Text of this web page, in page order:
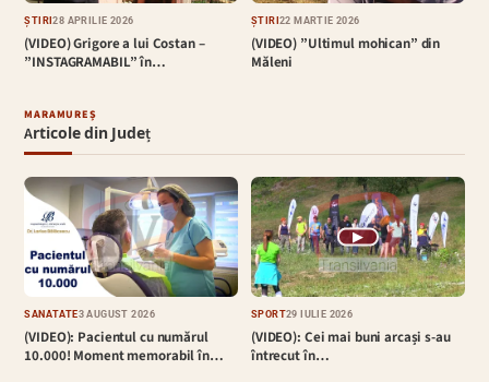
ȘTIRI28 APRILIE 2026
(VIDEO) Grigore a lui Costan –
”INSTAGRAMABIL” în…
ȘTIRI22 MARTIE 2026
(VIDEO) ”Ultimul mohican” din
Măleni
MARAMUREȘ
Articole din Județ
SĂNĂTATE3 AUGUST 2026
(VIDEO): Pacientul cu numărul
10.000! Moment memorabil în…
▶
SPORT29 IULIE 2026
(VIDEO): Cei mai buni arcași s-au
întrecut în…